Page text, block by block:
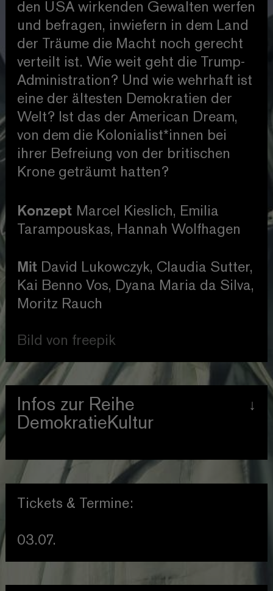
den USA wirkenden Gewalten werfen
und befragen, inwiefern in dem Land
der Träume die Macht noch gerecht
verteilt ist. Wie weit geht die Trump-
Administration? Und wie wehrhaft ist
eine der ältesten Demokratien der
Welt? Ist das der American Dream,
von dem die Kolonialist*innen bei
ihrer Befreiung von der britischen
Krone geträumt hatten?
Konzept Marcel Kieslich, Emilia
Tarampouskas, Hannah Wolfhagen
Mit David Lukowczyk, Claudia Sutter,
Kai Benno Vos, Dyana Maria da Silva,
Moritz Rauch
Bild von freepik
Infos zur Reihe
DemokratieKultur
Seit der Spielzeit 2025/2026 planen
wir nach dem gleichen
Expert*innengespräch +
„DemokratieKultur“, die sich mit
gesellschaftspolitischen Fragen
Tickets & Termine:
03.07.